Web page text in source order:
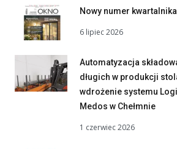
Nowy numer
6 lipiec 2026
Automatyzacja
długich w produkcji
wdrożenie systemu
Medos w Chełmnie
1 czerwiec 2026